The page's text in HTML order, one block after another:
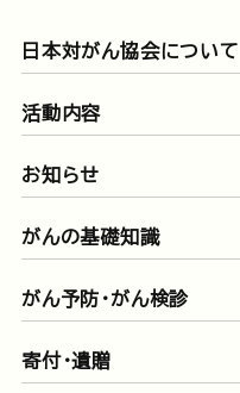
日本対がん協会について
活動内容
お知らせ
がんの基礎知識
がん予防・がん検診
寄付・遺贈